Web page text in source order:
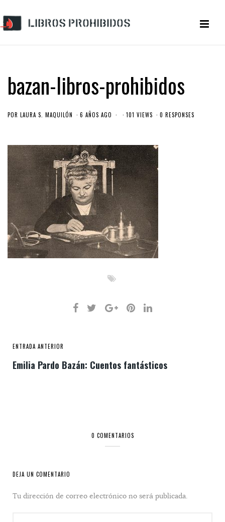
bazan-libros-prohibidos
POR LAURA S. MAQUILÓN 6 AÑOS AGO 101 VIEWS 0 RESPONSES
ENTRADA ANTERIOR
Emilia Pardo Bazán: Cuentos fantásticos
0 COMENTARIOS
DEJA UN COMENTARIO
Tu dirección de correo electrónico no será publicada.